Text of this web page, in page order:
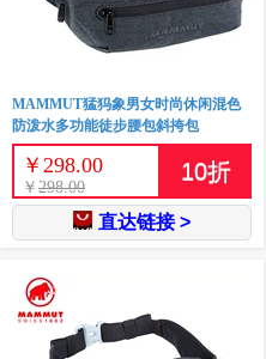
MAMMUT猛犸象男女时尚休闲混色
防泼水多功能徒步腰包斜挎包
￥ 298.00
￥ 298.00
10折
直达链接 >